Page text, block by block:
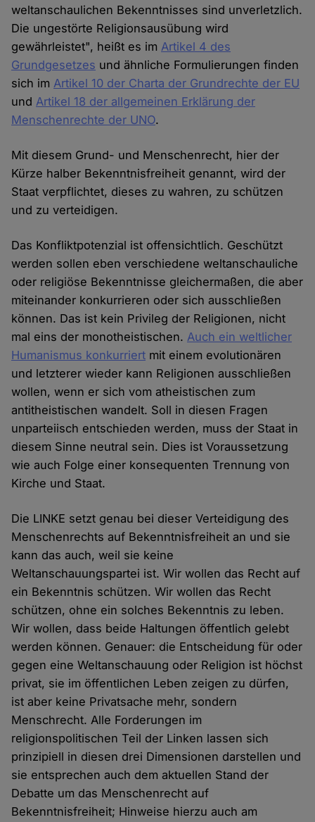
weltanschaulichen Bekenntnisses sind unverletzlich.
Die ungestörte Religionsausübung wird
gewährleistet", heißt es imArtikel 4 des
Grundgesetzes und ähnliche Formulierungen finden
sich imArtikel 10 der Charta der Grundrechte der EU
undArtikel 18 der allgemeinen Erklärung der
Menschenrechte der UNO.
Mit diesem Grund- und Menschenrecht, hier der
Kürze halber Bekenntnisfreiheit genannt, wird der
Staat verpflichtet, dieses zu wahren, zu schützen
und zu verteidigen.
Das Konfliktpotenzial ist offensichtlich. Geschützt
werden sollen eben verschiedene weltanschauliche
oder religiöse Bekenntnisse gleichermaßen, die aber
miteinander konkurrieren oder sich ausschließen
können. Das ist kein Privileg der Religionen, nicht
mal eins der monotheistischen.Auch ein weltlicher
Humanismus konkurriert mit einem evolutionären
und letzterer wieder kann Religionen ausschließen
wollen, wenn er sich vom atheistischen zum
antitheistischen wandelt. Soll in diesen Fragen
unparteiisch entschieden werden, muss der Staat in
diesem Sinne neutral sein. Dies ist Voraussetzung
wie auch Folge einer konsequenten Trennung von
Kirche und Staat.
Die LINKE setzt genau bei dieser Verteidigung des
Menschenrechts auf Bekenntnisfreiheit an und sie
kann das auch, weil sie keine
Weltanschauungspartei ist. Wir wollen das Recht auf
ein Bekenntnis schützen. Wir wollen das Recht
schützen, ohne ein solches Bekenntnis zu leben.
Wir wollen, dass beide Haltungen öffentlich gelebt
werden können. Genauer: die Entscheidung für oder
gegen eine Weltanschauung oder Religion ist höchst
privat, sie im öffentlichen Leben zeigen zu dürfen,
ist aber keine Privatsache mehr, sondern
Menschrecht. Alle Forderungen im
religionspolitischen Teil der Linken lassen sich
prinzipiell in diesen drei Dimensionen darstellen und
sie entsprechen auch dem aktuellen Stand der
Debatte um das Menschenrecht auf
Bekenntnisfreiheit; Hinweise hierzu auch am